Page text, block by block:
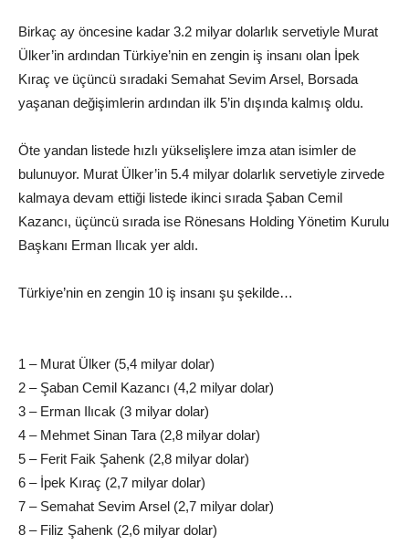
Birkaç ay öncesine kadar 3.2 milyar dolarlık servetiyle Murat
Ülker’in ardından Türkiye’nin en zengin iş insanı olan İpek
Kıraç ve üçüncü sıradaki Semahat Sevim Arsel, Borsada
yaşanan değişimlerin ardından ilk 5’in dışında kalmış oldu.
Öte yandan listede hızlı yükselişlere imza atan isimler de
bulunuyor. Murat Ülker’in 5.4 milyar dolarlık servetiyle zirvede
kalmaya devam ettiği listede ikinci sırada Şaban Cemil
Kazancı, üçüncü sırada ise Rönesans Holding Yönetim Kurulu
Başkanı Erman Ilıcak yer aldı.
Türkiye’nin en zengin 10 iş insanı şu şekilde…
1 – Murat Ülker (5,4 milyar dolar)
2 – Şaban Cemil Kazancı (4,2 milyar dolar)
3 – Erman Ilıcak (3 milyar dolar)
4 – Mehmet Sinan Tara (2,8 milyar dolar)
5 – Ferit Faik Şahenk (2,8 milyar dolar)
6 – İpek Kıraç (2,7 milyar dolar)
7 – Semahat Sevim Arsel (2,7 milyar dolar)
8 – Filiz Şahenk (2,6 milyar dolar)